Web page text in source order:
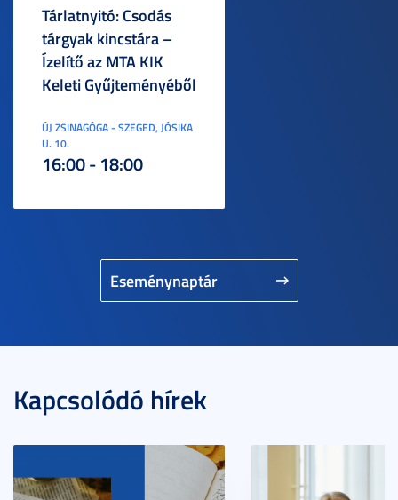
Eseménynaptár
Tárlatnyitó: Csodás
tárgyak kincstára –
Ízelítő az MTA KIK
Keleti Gyűjteményéből
ÚJ ZSINAGÓGA - SZEGED, JÓSIKA
U. 10.
16:00 - 18:00
Kapcsolódó hírek